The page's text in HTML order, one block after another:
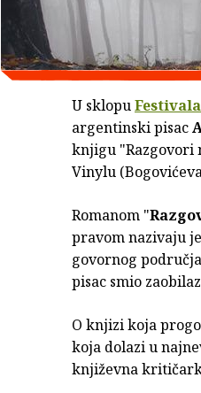
U sklopu
argentinski pisac
knjigu "Razgovori
Vinylu
Romanom "
pravom nazivaju
govornog
pisac smio
O knjizi koja
koja dolazi u
književna